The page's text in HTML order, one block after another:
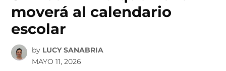
moverá al calendario
escolar
by LUCY SANABRIA
MAYO 11, 2026